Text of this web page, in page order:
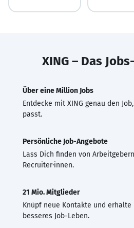
XING – Das
Über eine Million Jobs
Entdecke mit XING genau den
passt.
Persönliche Job-Angebote
Lass Dich finden von
Recruiter·innen.
21 Mio. Mitglieder
Knüpf neue Kontakte und
besseres Job-Leben.